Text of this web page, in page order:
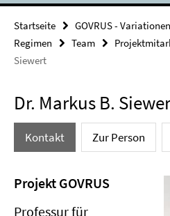
Startseite
GOVRUS -
Regimen
Team
Siewert
Dr. Markus B.
Kontakt Zur Person
Projekt GOVRUS
Professur für